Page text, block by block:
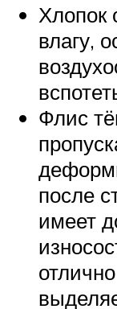
Хлопок
влагу,
Флис
после
имеет